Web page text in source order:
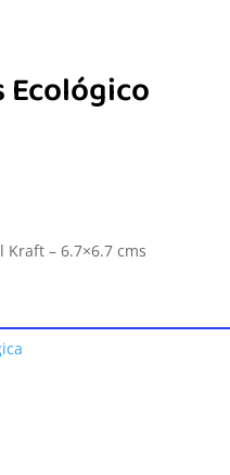
Kraft – 6.7×6.7 cms